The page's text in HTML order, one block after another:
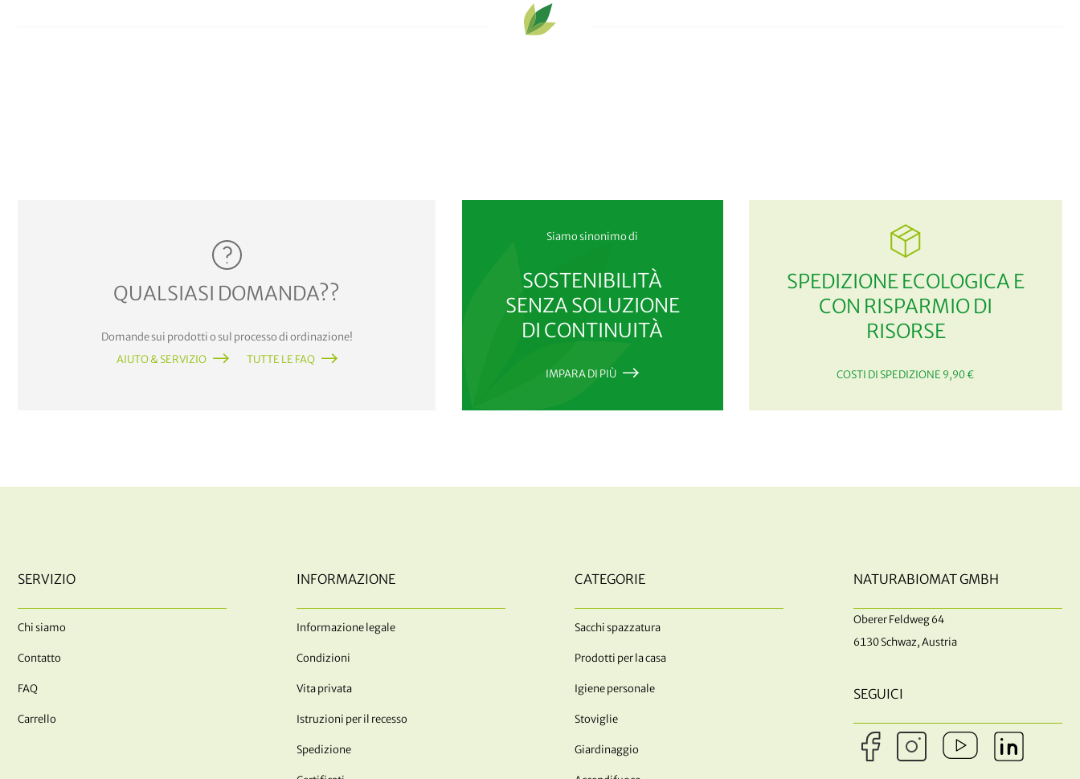
QUALSIASI DOMANDA??
Domande sui prodotti o sul processo di ordinazione!
AIUTO & SERVIZIO
TUTTE LE FAQ
Siamo sinonimo di
SOSTENIBILITÀ
SENZA SOLUZIONE
DI CONTINUITÀ
IMPARA DI PIÙ
SPEDIZIONE ECOLOGICA E
CON RISPARMIO DI
RISORSE
COSTI DI SPEDIZIONE 9,90 €
SERVIZIO
Chi siamo
Contatto
FAQ
Carrello
INFORMAZIONE
Informazione legale
Condizioni
Vita privata
Istruzioni per il recesso
Spedizione
CATEGORIE
Sacchi spazzatura
Prodotti per la casa
Igiene personale
Stoviglie
Giardinaggio
NATURABIOMAT GMBH
Oberer Feldweg 64
6130 Schwaz, Austria
SEGUICI